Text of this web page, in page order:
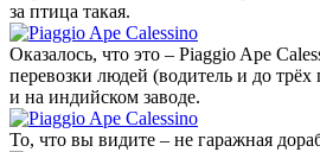
за птица такая.
Оказалось, что это – Piaggio Ape
перевозки людей (водитель и до
и на индийском заводе.
То, что вы видите – не гаражная